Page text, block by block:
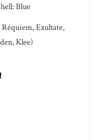
Blue
Exultate,
Klee)